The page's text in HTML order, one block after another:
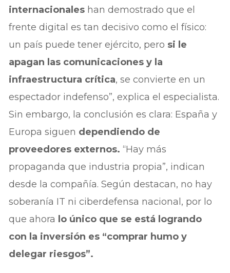
internacionales han demostrado que el
frente digital es tan decisivo como el físico:
un país puede tener ejército, pero si le
apagan las comunicaciones y la
infraestructura crítica, se convierte en un
espectador indefenso”, explica el especialista.
Sin embargo, la conclusión es clara: España y
Europa siguen dependiendo de
proveedores externos. “Hay más
propaganda que industria propia”, indican
desde la compañía. Según destacan, no hay
soberanía IT ni ciberdefensa nacional, por lo
que ahora lo único que se está logrando
con la inversión es “comprar humo y
delegar riesgos”.